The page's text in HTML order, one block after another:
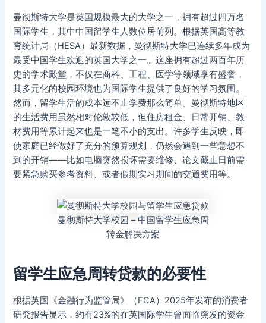
曼彻斯特大学是英国规模最大的大学之一，拥有超过四万名
国际学生，其中中国留学生人数位居前列。根据英国高等教
育统计局（HESA）最新数据，曼彻斯特大学已连续多年成为
最受中国学生欢迎的英国大学之一。这座拥有超过两百年历
史的学术殿堂，不仅在商科、工程、医学等领域享有盛誉，
其多元化的校园环境也为国际学生提供了良好的学习氛围。
然而，留学生活的成本远不止学费那么简单。曼彻斯特地区
的生活费用虽然相对伦敦较低，但住房租金、日常开销、教
材费用等累计起来也是一笔不小的支出。许多学生反映，即
使家庭已经做好了充分的预算规划，仍然会遇到一些意想不
到的开销——比如电脑突然损坏需要维修、论文截止日前需
要紧急购买参考资料、或者假期实习期间的交通费用等。
曼彻斯特大学校园 – 中国留学生应急周
转金解决方案
留学生应急周转贷款的必要性
根据英国《金融行为监管局》（FCA）2025年发布的消费者
研究报告显示，约有23%的在英国际学生曾面临突发的资金